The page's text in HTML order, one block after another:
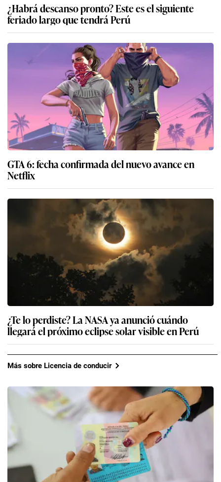
¿Habrá descanso pronto? Este es el siguiente
feriado largo que tendrá Perú
GTA 6: fecha confirmada del nuevo avance en
Netflix
¿Te lo perdiste? La NASA ya anunció cuándo
llegará el próximo eclipse solar visible en Perú
Más sobre Licencia de conducir